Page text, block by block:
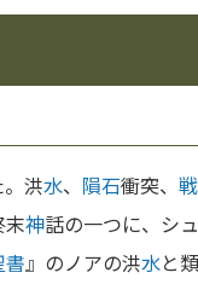
洪水、 隕石衝突、
神話の一つに、シ
書』のノアの洪水と